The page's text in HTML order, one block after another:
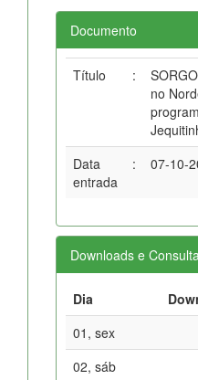
Documento
Título :
no
Data
entrada
: 07-10-
Downloads e
Dia
01, sex
02, sáb